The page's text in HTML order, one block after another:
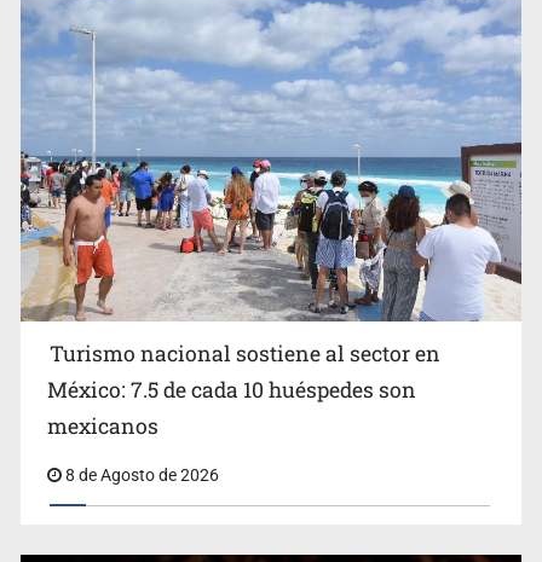
EU reanudará este sábado inspecciones de aguacate en
Michoacán
Belinda se corona como la más bella de 2026 en People
Turismo nacional sostiene al sector en
México: 7.5 de cada 10 huéspedes son
mexicanos
8 de Agosto de 2026